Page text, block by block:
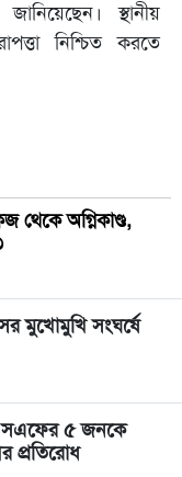
স্থানীয়
নিশ্চিত করতে
থেকে অগ্নিকাণ্ড,
মুখোমুখি সংঘর্ষে
৫ জনকে
প্রতিরোধ